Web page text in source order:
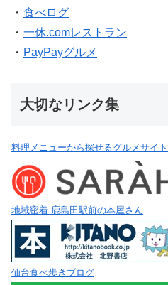
・ 食べログ
・ 一休.comレストラン
・ PayPayグルメ
大切なリンク集
料理メニューから探せるグルメサイト
地域密着 鹿島田駅前の本屋さん
仙台食べ歩きブログ